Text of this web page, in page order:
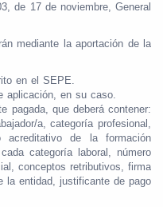
de 17 de noviembre, General
mediante la aportación de la
en el SEPE.
aplicación, en su caso.
pagada, que deberá contener:
a, categoría profesional,
acreditativo de la formación
categoría laboral, número
conceptos retributivos, firma
la entidad, justificante de pago